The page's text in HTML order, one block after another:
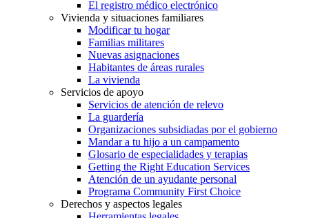
El registro médico electrónico
Vivienda y situaciones familiares
Modificar tu hogar
Familias militares
Nuevas asignaciones
Habitantes de áreas rurales
La vivienda
Servicios de apoyo
Servicios de atención de relevo
La guardería
Organizaciones subsidiadas por el gobierno
Mandar a tu hijo a un campamento
Glosario de especialidades y terapias
Getting the Right Education Services
Atención de un ayudante personal
Programa Community First Choice
Derechos y aspectos legales